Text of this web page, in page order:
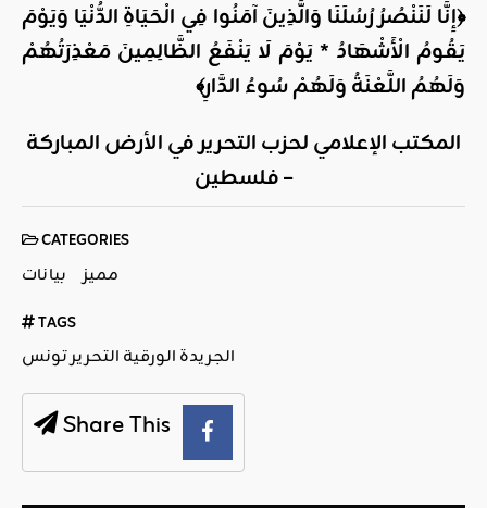
﴿إِنَّا لَنَنْصُرُ رُسُلَنَا وَالَّذِينَ آمَنُوا فِي الْحَيَاةِ الدُّنْيَا وَيَوْمَ
يَقُومُ الْأَشْهَادُ * يَوْمَ لَا يَنْفَعُ الظَّالِمِينَ مَعْذِرَتُهُمْ
وَلَهُمُ اللَّعْنَةُ وَلَهُمْ سُوءُ الدَّارِ﴾
المكتب الإعلامي لحزب التحرير في الأرض المباركة
– فلسطين
CATEGORIES
بيانات مميز
TAGS
الجريدة الورقية التحرير تونس
Share This